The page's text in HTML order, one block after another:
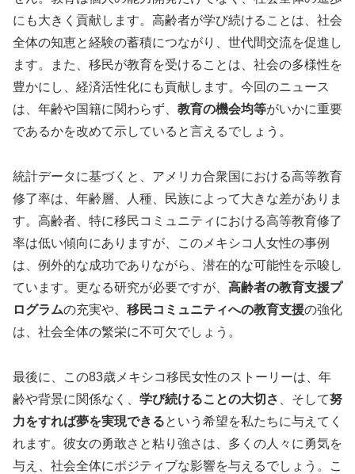
にも大きく貢献します。高齢者が学び続けることは、社会
全体の知恵と経験の蓄積につながり、世代間交流を促進し
ます。また、移民が教育を受けることは、社会の多様性を
豊かにし、経済活性化にも貢献します。今回のニュース
は、年齢や国籍に関わらず、 教育の機会均等がいかに重要
であるかを改めて示していると言えるでしょう。
統計データに基づくと、アメリカ合衆国における高等教育
修了率は、年齢層、人種、民族によって大きな差がありま
す。高齢者、特に移民コミュニティにおける高等教育修了
率は低い傾向にありますが、このメキシコ人女性の事例
は、例外的な成功でありながら、潜在的な可能性を示唆し
ています。更なる研究が必要ですが、 高齢者の教育支援プ
ログラムの充実や、 移民コミュニティへの教育支援の強化
は、社会全体の繁栄に不可欠でしょう。
最後に、この83歳メキシコ移民女性のストーリーは、年
齢や背景に関係なく、 学び続けることの大切さ 、そして努
力をすれば夢を実現できるという希望を私たちに与えてく
れます。彼女の勇敢さと粘り強さは、多くの人々に勇気を
与え、社会全体にポジティブな影響を与えるでしょう。こ